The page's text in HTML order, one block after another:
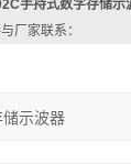
手持式数字存储示
厂家联系：